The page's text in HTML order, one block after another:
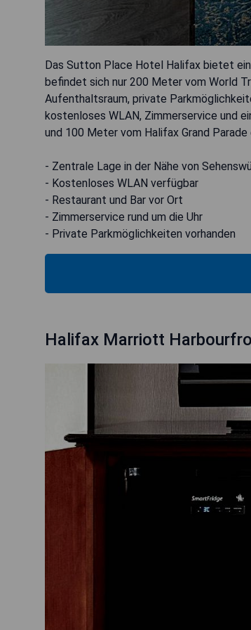
Das Sutton Place Hotel Halifax bietet
befindet sich nur 200 Meter vom World
Aufenthaltsraum, private
kostenloses WLAN, Zimmerservice und
und 100 Meter vom Halifax Grand
- Zentrale Lage in der Nähe von
- Kostenloses WLAN verfügbar
- Restaurant und Bar vor Ort
- Zimmerservice rund um die Uhr
- Private Parkmöglichkeiten vorhanden
Halifax Marriott